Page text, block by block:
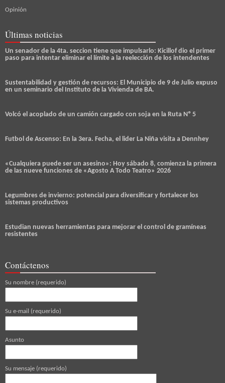
Opinión
Últimas noticias
Un senador de la 4ta. seccion tiene que impulsarlo: Kicillof dio el primer
paso para intentar eliminar el límite a la reelección de los intendentes
Sustentabilidad y gestión de recursos: El Municipio de 9 de Julio expuso
en un seminario del Instituto de la Vivienda de BA.
Volcó el acoplado de un camión cargado con soja en la Ruta Nº 5
Futbol de Ascenso: En la 3era. Fecha, el lider La Niña visita a Dennhey
«Cualquiera puede ser un asesino»: Hoy sábado 8, comienza la primera
de las nueve funciones de «Agosto A Todo Teatro» 2026
Legumbres de invierno: potencial para diversificar y fortalecer los
sistemas productivos
Estudian nuevas herramientas para mejorar el control de gramíneas
resistentes
Contáctenos
Su nombre (requerido)
Su e-mail (requerido)
Asunto
Su mensaje (requerido)